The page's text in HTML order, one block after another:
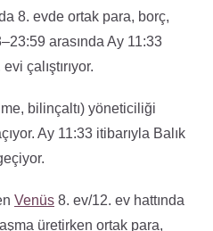
8. evde ortak para, borç,
arasında Ay 11:33
çalıştırıyor.
bilinçaltı) yöneticiliği
Ay 11:33 itibarıyla Balık
Venüs 8. ev/12. ev hattında
üretirken ortak para,